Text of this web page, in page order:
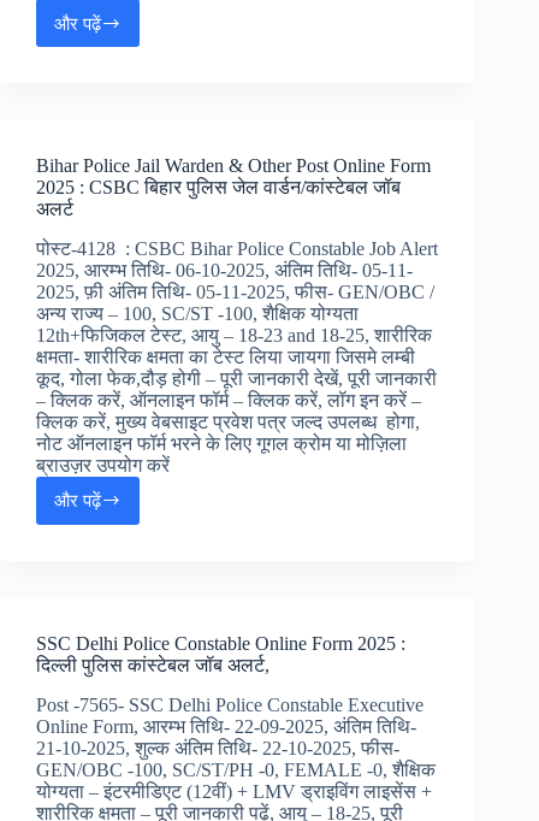
और पढ़ें
UP
2025
:
पुलिस
असिस्टेंट
ऑपरेटर
जॉब
अलर्ट
Bihar Police Jail Warden & Other Post Online Form
2025 : CSBC बिहार पुलिस जेल वार्डन/कांस्टेबल जॉब
अलर्ट
पोस्ट-4128 : CSBC Bihar Police Constable Job Alert
2025, आरम्भ तिथि- 06-10-2025, अंतिम तिथि- 05-11-
2025, फ़ी अंतिम तिथि- 05-11-2025, फीस- GEN/OBC /
अन्य राज्य – 100, SC/ST -100, शैक्षिक योग्यता
12th+फिजिकल टेस्ट, आयु – 18-23 and 18-25, शारीरिक
क्षमता- शारीरिक क्षमता का टेस्ट लिया जायगा जिसमे लम्बी
कूद, गोला फेक,दौड़ होगी – पूरी जानकारी देखें, पूरी जानकारी
– क्लिक करें, ऑनलाइन फॉर्म – क्लिक करें, लॉग इन करें –
क्लिक करें, मुख्य वेबसाइट प्रवेश पत्र जल्द उपलब्ध होगा,
नोट ऑनलाइन फॉर्म भरने के लिए गूगल क्रोम या मोज़िला
ब्राउज़र उपयोग करें
और पढ़ेंBihar
Post
Online
Form
2025
:
CSBC
बिहार
पुलिस
SSC Delhi Police Constable Online Form 2025 :
दिल्ली पुलिस कांस्टेबल जॉब अलर्ट,
Post -7565- SSC Delhi Police Constable Executive
Online Form, आरम्भ तिथि- 22-09-2025, अंतिम तिथि-
21-10-2025, शुल्क अंतिम तिथि- 22-10-2025, फीस-
GEN/OBC -100, SC/ST/PH -0, FEMALE -0, शैक्षिक
योग्यता – इंटरमीडिएट (12वीं) + LMV ड्राइविंग लाइसेंस +
शारीरिक क्षमता – पूरी जानकारी पढ़ें, आयु – 18-25, पूरी